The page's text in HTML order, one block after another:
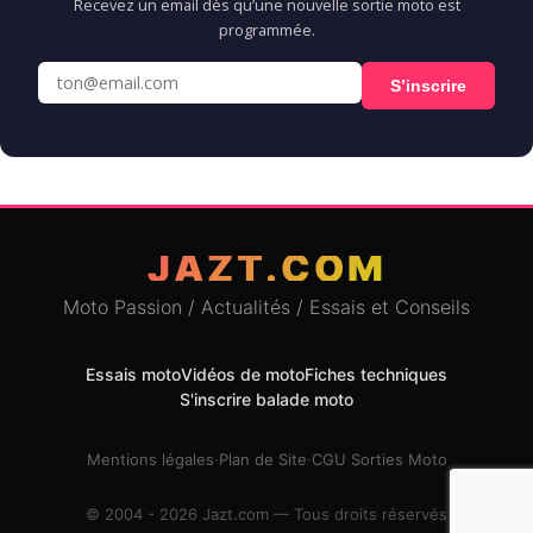
Recevez un email dès qu’une nouvelle sortie moto est
programmée.
S’inscrire
JAZT.COM
Moto Passion / Actualités / Essais et Conseils
Essais motoVidéos de motoFiches techniques
S'inscrire balade moto
Mentions légales·Plan de Site·CGU Sorties Moto
© 2004 - 2026 Jazt.com — Tous droits réservés